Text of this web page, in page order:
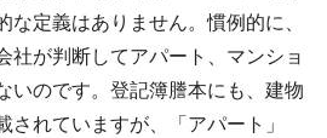
な定義はありません。慣例的に、
社が判断してアパート、マンショ
いのです。登記簿謄本にも、建物
されていますが、「アパート」